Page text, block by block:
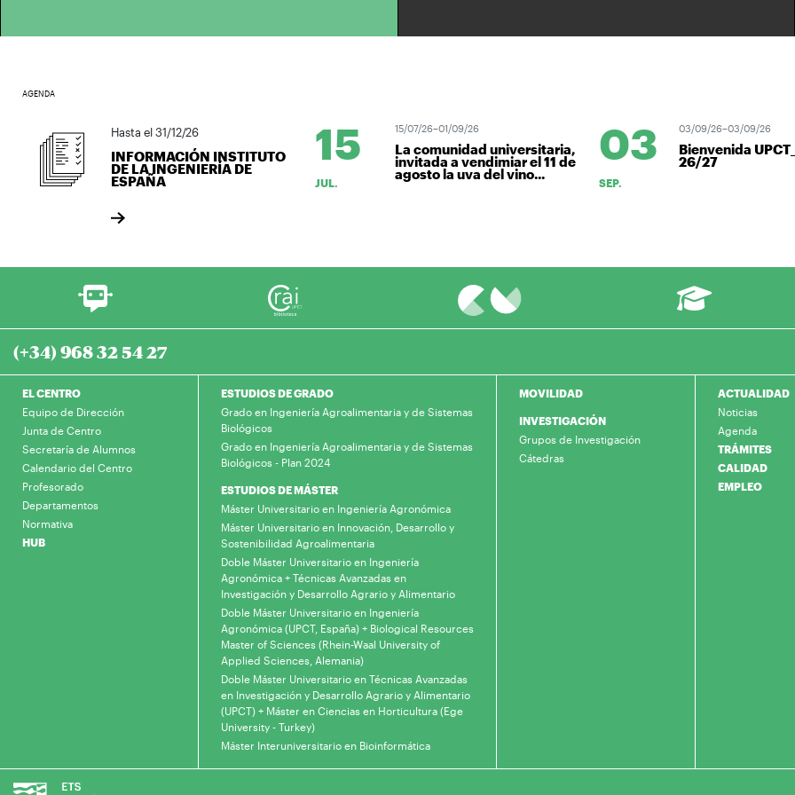
AGENDA
Hasta el 31/12/26
INFORMACIÓN INSTITUTO
DE LA INGENIERÍA DE
ESPAÑA
15
JUL.
15/07/26–01/09/26
La comunidad universitaria,
invitada a vendimiar el 11 de
agosto la uva del vino...
03
SEP.
03/09/26–03/09/26
Bienvenida
26/27
(+34) 968 32 54 27
EL CENTRO
Equipo de Dirección
Junta de Centro
Secretaría de Alumnos
Calendario del Centro
Profesorado
Departamentos
Normativa
HUB
ESTUDIOS DE GRADO
Grado en Ingeniería Agroalimentaria y de Sistemas
Biológicos
Grado en Ingeniería Agroalimentaria y de Sistemas
Biológicos - Plan 2024
ESTUDIOS DE MÁSTER
Máster Universitario en Ingeniería Agronómica
Máster Universitario en Innovación, Desarrollo y
Sostenibilidad Agroalimentaria
Doble Máster Universitario en Ingeniería
Agronómica + Técnicas Avanzadas en
Investigación y Desarrollo Agrario y Alimentario
Doble Máster Universitario en Ingeniería
Agronómica (UPCT, España) + Biological Resources
Master of Sciences (Rhein-Waal University of
Applied Sciences, Alemania)
Doble Máster Universitario en Técnicas Avanzadas
en Investigación y Desarrollo Agrario y Alimentario
(UPCT) + Máster en Ciencias en Horticultura (Ege
University - Turkey)
Máster Interuniversitario en Bioinformática
MOVILIDAD
INVESTIGACIÓN
Grupos de Investigación
Cátedras
ACTUALIDAD
Noticias
Agenda
TRÁMITES
CALIDAD
EMPLEO